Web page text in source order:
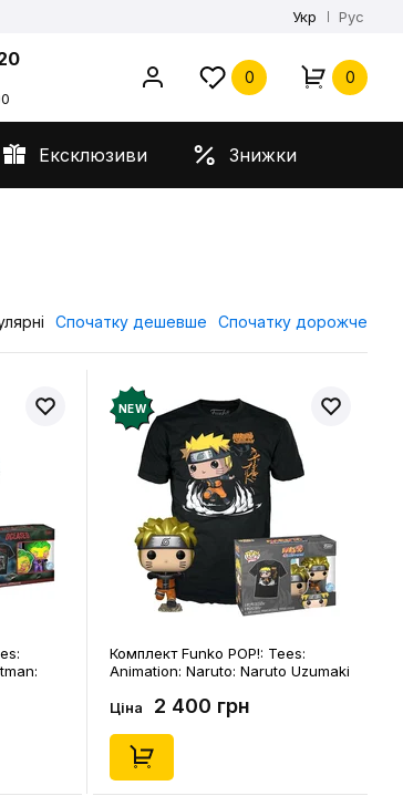
Укр Рус
0 0
Ексклюзиви Знижки
Спочатку дешевше Спочатку дорожче
NEW
Комплект Funko POP!: Tees:
Animation: Naruto: Naruto Uzumaki
Ціна 2 400 грн